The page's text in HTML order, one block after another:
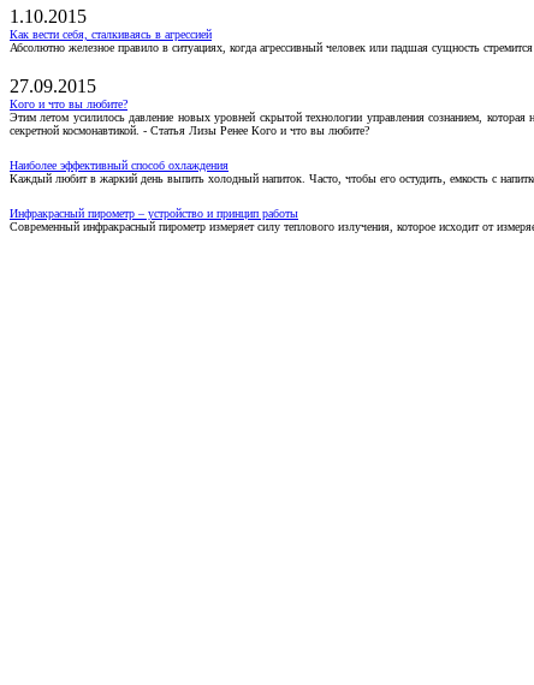
1.10.2015
Как вести себя, сталкиваясь в агрессией
Абсолютно железное правило в ситуациях, когда агрессивный человек или падшая сущность
27.09.2015
Кого и что вы любите?
Этим летом усилилось давление новых уровней скрытой технологии управления сознанием,
секретной космонавтикой. - Статья Лизы Ренее Кого и что вы любите?
Наиболее эффективный способ охлаждения
Каждый любит в жаркий день выпить холодный напиток. Часто, чтобы его остудить, емкость с
Инфракрасный пирометр – устройство и принцип работы
Современный инфракрасный пирометр измеряет силу теплового излучения, которое исходит от